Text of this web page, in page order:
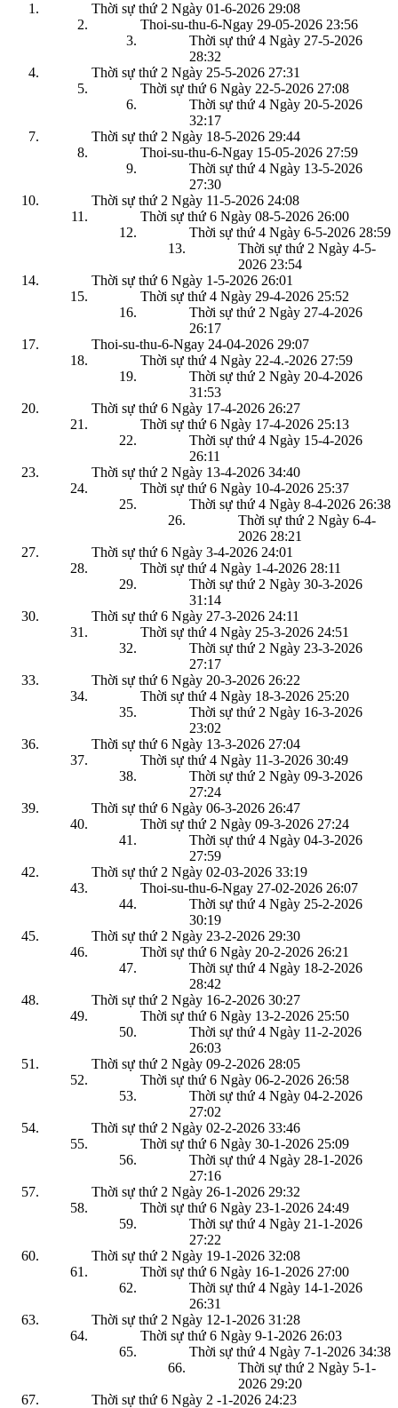
Thời sự thứ 2 Ngày 01-6-2026 29:08
Thoi-su-thu-6-Ngay 29-05-2026 23:56
Thời sự thứ 4 Ngày 27-5-2026
28:32
Thời sự thứ 2 Ngày 25-5-2026 27:31
Thời sự thứ 6 Ngày 22-5-2026 27:08
Thời sự thứ 4 Ngày 20-5-2026
32:17
Thời sự thứ 2 Ngày 18-5-2026 29:44
Thoi-su-thu-6-Ngay 15-05-2026 27:59
Thời sự thứ 4 Ngày 13-5-2026
27:30
Thời sự thứ 2 Ngày 11-5-2026 24:08
Thời sự thứ 6 Ngày 08-5-2026 26:00
Thời sự thứ 4 Ngày 6-5-2026 28:59
Thời sự thứ 2 Ngày 4-5-
2026 23:54
Thời sự thứ 6 Ngày 1-5-2026 26:01
Thời sự thứ 4 Ngày 29-4-2026 25:52
Thời sự thứ 2 Ngày 27-4-2026
26:17
Thoi-su-thu-6-Ngay 24-04-2026 29:07
Thời sự thứ 4 Ngày 22-4.-2026 27:59
Thời sự thứ 2 Ngày 20-4-2026
31:53
Thời sự thứ 6 Ngày 17-4-2026 26:27
Thời sự thứ 6 Ngày 17-4-2026 25:13
Thời sự thứ 4 Ngày 15-4-2026
26:11
Thời sự thứ 2 Ngày 13-4-2026 34:40
Thời sự thứ 6 Ngày 10-4-2026 25:37
Thời sự thứ 4 Ngày 8-4-2026 26:38
Thời sự thứ 2 Ngày 6-4-
2026 28:21
Thời sự thứ 6 Ngày 3-4-2026 24:01
Thời sự thứ 4 Ngày 1-4-2026 28:11
Thời sự thứ 2 Ngày 30-3-2026
31:14
Thời sự thứ 6 Ngày 27-3-2026 24:11
Thời sự thứ 4 Ngày 25-3-2026 24:51
Thời sự thứ 2 Ngày 23-3-2026
27:17
Thời sự thứ 6 Ngày 20-3-2026 26:22
Thời sự thứ 4 Ngày 18-3-2026 25:20
Thời sự thứ 2 Ngày 16-3-2026
23:02
Thời sự thứ 6 Ngày 13-3-2026 27:04
Thời sự thứ 4 Ngày 11-3-2026 30:49
Thời sự thứ 2 Ngày 09-3-2026
27:24
Thời sự thứ 6 Ngày 06-3-2026 26:47
Thời sự thứ 2 Ngày 09-3-2026 27:24
Thời sự thứ 4 Ngày 04-3-2026
27:59
Thời sự thứ 2 Ngày 02-03-2026 33:19
Thoi-su-thu-6-Ngay 27-02-2026 26:07
Thời sự thứ 4 Ngày 25-2-2026
30:19
Thời sự thứ 2 Ngày 23-2-2026 29:30
Thời sự thứ 6 Ngày 20-2-2026 26:21
Thời sự thứ 4 Ngày 18-2-2026
28:42
Thời sự thứ 2 Ngày 16-2-2026 30:27
Thời sự thứ 6 Ngày 13-2-2026 25:50
Thời sự thứ 4 Ngày 11-2-2026
26:03
Thời sự thứ 2 Ngày 09-2-2026 28:05
Thời sự thứ 6 Ngày 06-2-2026 26:58
Thời sự thứ 4 Ngày 04-2-2026
27:02
Thời sự thứ 2 Ngày 02-2-2026 33:46
Thời sự thứ 6 Ngày 30-1-2026 25:09
Thời sự thứ 4 Ngày 28-1-2026
27:16
Thời sự thứ 2 Ngày 26-1-2026 29:32
Thời sự thứ 6 Ngày 23-1-2026 24:49
Thời sự thứ 4 Ngày 21-1-2026
27:22
Thời sự thứ 2 Ngày 19-1-2026 32:08
Thời sự thứ 6 Ngày 16-1-2026 27:00
Thời sự thứ 4 Ngày 14-1-2026
26:31
Thời sự thứ 2 Ngày 12-1-2026 31:28
Thời sự thứ 6 Ngày 9-1-2026 26:03
Thời sự thứ 4 Ngày 7-1-2026 34:38
Thời sự thứ 2 Ngày 5-1-
2026 29:20
Thời sự thứ 6 Ngày 2 -1-2026 24:23